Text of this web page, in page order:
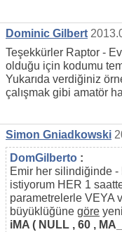
Dominic Gilbert
Teşekkürler Raptor -
olduğu için kodumu
Yukarıda verdiğiniz
çalışmak gibi amatör
Simon Gniadkowski
DomGilberto :
Emir her silindiğinde
istiyorum HER 1
parametrelerle VEYA
büyüklüğüne göre yeni
iMA ( NULL , 60 ,